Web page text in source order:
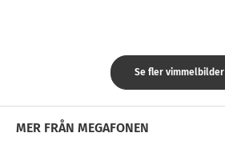
Se fler vimmelbilder
MER FRÅN MEGAFONEN